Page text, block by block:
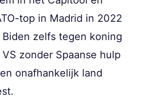
top in Madrid in 2022
zelfs tegen koning
zonder Spaanse hulp
onafhankelijk land